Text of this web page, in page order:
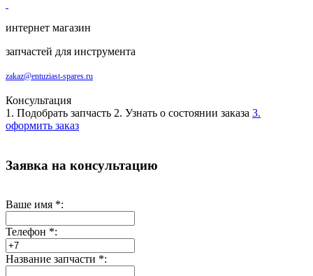
интернет магазин
запчастей для инструмента
zakaz@entuziast-spares.ru
Консультация
1. Подобрать запчасть 2. Узнать о состоянии заказа 3.
оформить заказ
Заявка на консультацию
Ваше имя *:
Телефон *:
Название запчасти *: